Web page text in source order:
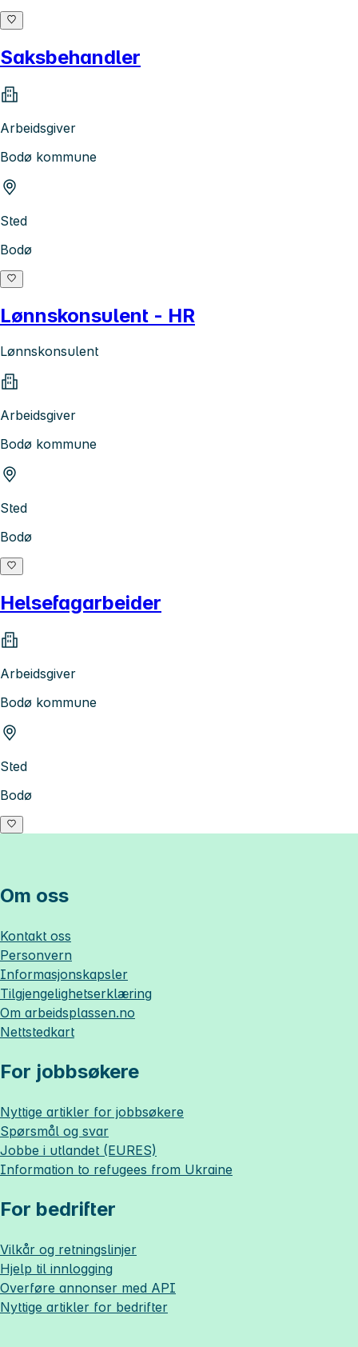
Saksbehandler
Arbeidsgiver
Bodø kommune
Sted
Bodø
Lønnskonsulent - HR
Lønnskonsulent
Arbeidsgiver
Bodø kommune
Sted
Bodø
Helsefagarbeider
Arbeidsgiver
Bodø kommune
Sted
Bodø
Om oss
Kontakt oss
Personvern
Informasjonskapsler
Tilgjengelighetserklæring
Om arbeidsplassen.no
Nettstedkart
For jobbsøkere
Nyttige artikler for jobbsøkere
Spørsmål og svar
Jobbe i utlandet (EURES)
Information to refugees from Ukraine
For bedrifter
Vilkår og retningslinjer
Hjelp til innlogging
Overføre annonser med API
Nyttige artikler for bedrifter